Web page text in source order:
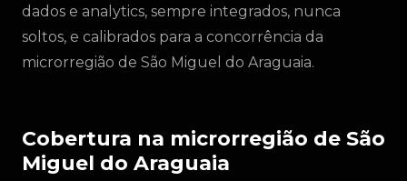
dados e analytics, sempre integrados, nunca
soltos, e calibrados para a concorrência da
microrregião de São Miguel do Araguaia.
Cobertura na microrregião de São
Miguel do Araguaia